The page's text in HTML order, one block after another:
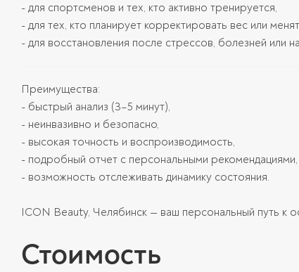
- для спортсменов и тех, кто активно тренируется,
- для тех, кто планирует корректировать вес или
- для восстановления после стрессов, болезней или
Преимущества:
- быстрый анализ (3–5 минут),
- неинвазивно и безопасно,
- высокая точность и воспроизводимость,
- подробный отчет с персональными рекомендациями,
- возможность отслеживать динамику состояния.
ICON Beauty, Челябинск — ваш персональный путь к
Стоимость